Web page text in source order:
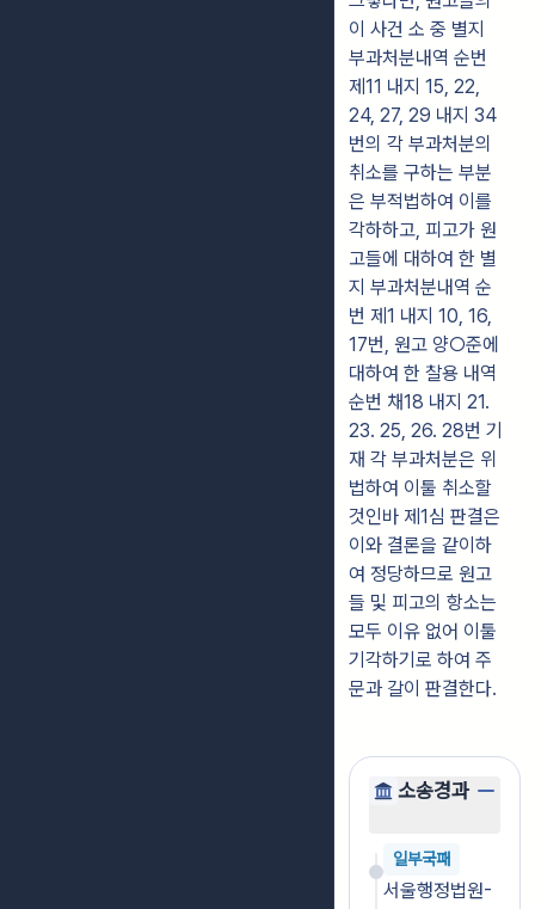
이 사건 소 중 별지
부과처분내역 순번
제11 내지 15, 22,
24, 27, 29 내지 34
번의 각 부과처분의
취소를 구하는 부분
은 부적법하여 이를
각하하고, 피고가 원
고들에 대하여 한 별
지 부과처분내역 순
번 제1 내지 10, 16,
17번, 원고 양○준에
대하여 한 찰용 내역
순번 채18 내지 21.
23. 25, 26. 28번 기
재 각 부과처분은 위
법하여 이툴 취소할
것인바 제1심 판결은
이와 결론을 같이하
여 정당하므로 원고
들 및 피고의 항소는
모두 이유 없어 이툴
기각하기로 하여 주
문과 갈이 판결한다.
소송경과
일부국패
서울행정법원-